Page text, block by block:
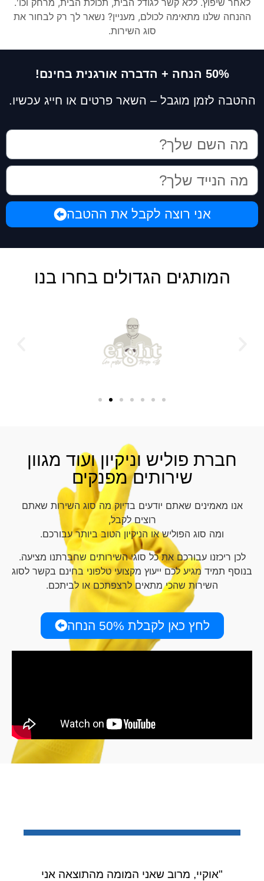
לאחר שיפוץ. ללא קשר לגודל הבית, תכולת הבית, מרחק וכו'.
ההנחה שלנו מתאימה לכולם, מעניין? נשאר לך רק לבחור את
סוג השירות.
50% הנחה + הדברה אורגנית בחינם!
ההטבה לזמן מוגבל – השאר פרטים או חייג עכשיו.
אני רוצה לקבל את ההטבה
המותגים הגדולים בחרו בנו
חברת פוליש וניקיון ועוד מגוון
שירותים מפנקים
אנו מאמינים שאתם יודעים בדיוק מה סוג השירות שאתם
רוצים לקבל,
ומה סוג הפוליש או הניקיון הטוב ביותר עבורכם.
לכן ריכזנו עבורכם את כל סוגי השירותים שחברתנו מציעה.
בנוסף תמיד מגיע לכם ייעוץ מקצועי טלפוני בחינם בקשר לסוג
השירות שהכי מתאים לרצפתכם או לביתכם.
לחץ כאן לקבלת 50% הנחה
"אוקיי, מרוב שאני המומה מהתוצאה אני